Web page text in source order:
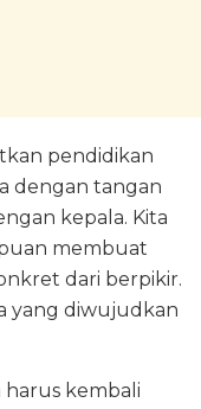
pendidikan
dengan tangan
kepala. Kita
membuat
dari berpikir.
yang diwujudkan
harus kembali